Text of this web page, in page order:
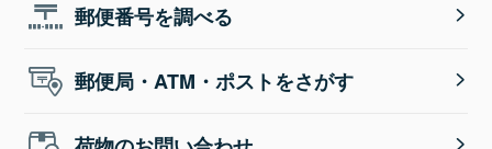
郵便番号を調べる
郵便局・ATM・ポストをさがす